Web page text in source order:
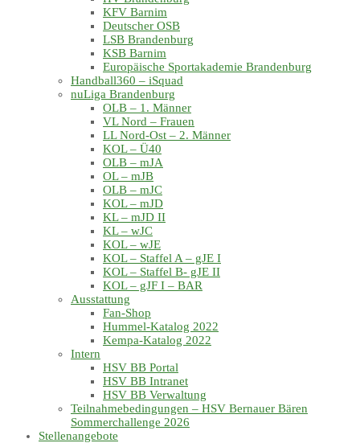
KFV Barnim
Deutscher OSB
LSB Brandenburg
KSB Barnim
Europäische Sportakademie Brandenburg
Handball360 – iSquad
nuLiga Brandenburg
OLB – 1. Männer
VL Nord – Frauen
LL Nord-Ost – 2. Männer
KOL – Ü40
OLB – mJA
OL – mJB
OLB – mJC
KOL – mJD
KL – mJD II
KL – wJC
KOL – wJE
KOL – Staffel A – gJE I
KOL – Staffel B- gJE II
KOL – gJF I – BAR
Ausstattung
Fan-Shop
Hummel-Katalog 2022
Kempa-Katalog 2022
Intern
HSV BB Portal
HSV BB Intranet
HSV BB Verwaltung
Teilnahmebedingungen – HSV Bernauer Bären
Sommerchallenge 2026
Stellenangebote